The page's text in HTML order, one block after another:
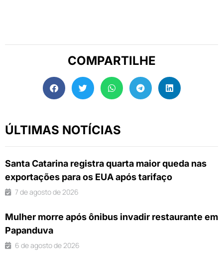
COMPARTILHE
ÚLTIMAS NOTÍCIAS
Santa Catarina registra quarta maior queda nas
exportações para os EUA após tarifaço
7 de agosto de 2026
Mulher morre após ônibus invadir restaurante em
Papanduva
6 de agosto de 2026